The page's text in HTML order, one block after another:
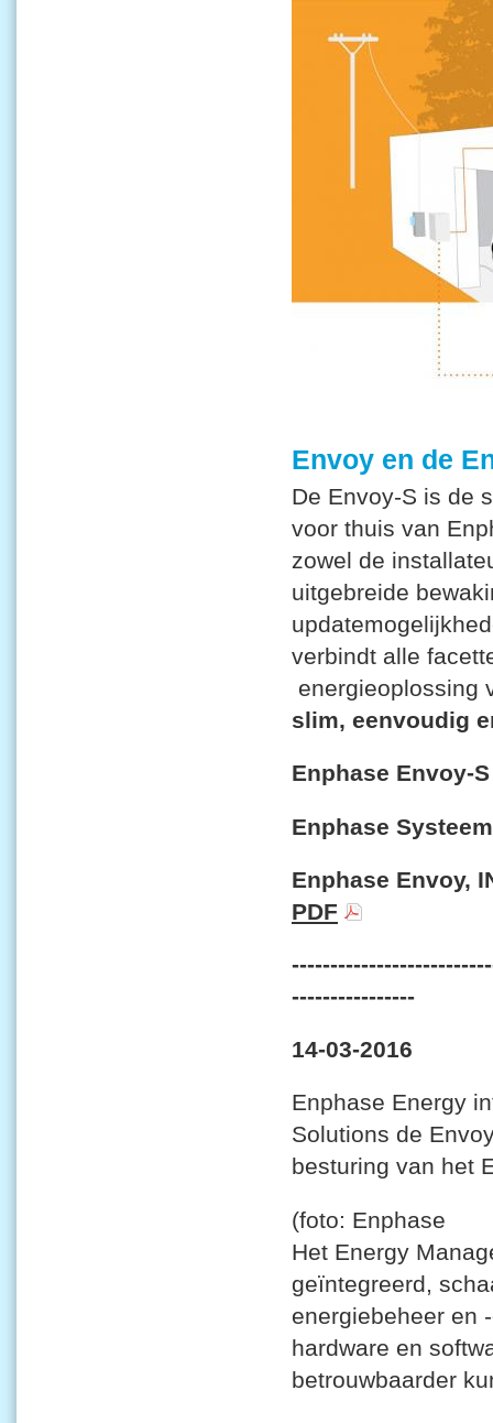
Envoy en de
De Envoy-S is de
voor thuis van
zowel de
uitgebreide
verbindt alle
energieoplossing
slim, eenvoudig
Enphase Envoy-
Enphase
Enphase Envoy,
PDF
----------------
14-03-2016
Enphase Energy
Solutions de
besturing van het
(foto: Enphase
Het Energy
geïntegreerd,
energiebeheer en
hardware en
betrouwbaarder